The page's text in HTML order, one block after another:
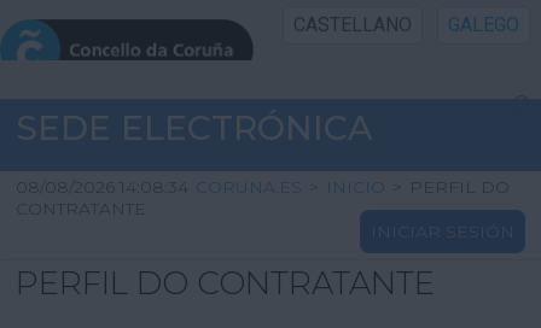
CASTELLANO GALEGO
INICIO SEDE
INICIO
INFORMACIÓN PÚBLICA
SEDE ELECTRÓNICA
08/08/2026 14:08:34 CORUNA.ES > INICIO > PERFIL DO
CONTRATANTE
INICIAR SESIÓN
PERFIL DO CONTRATANTE